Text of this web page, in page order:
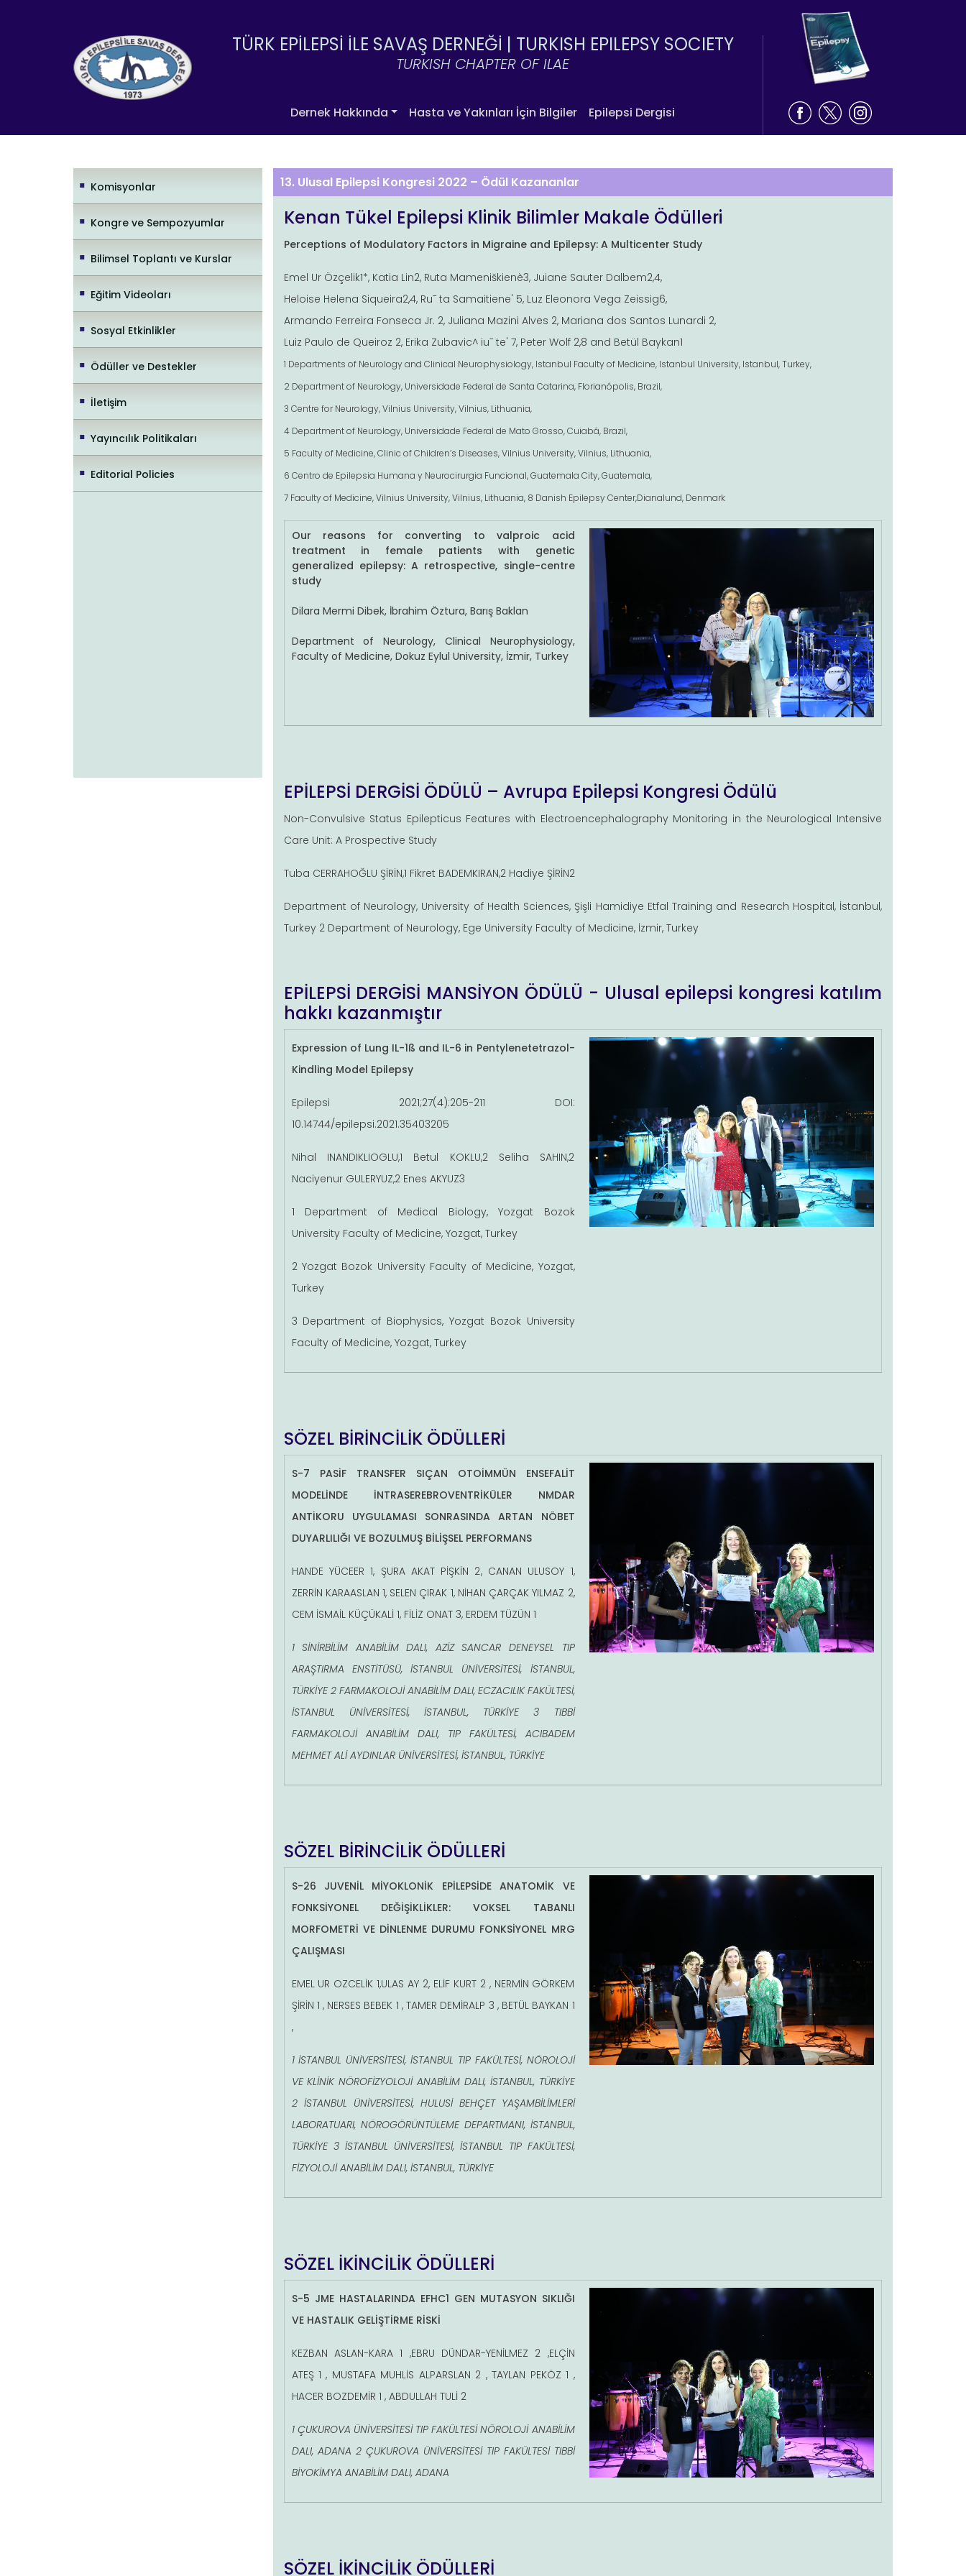
TÜRK EPİLEPSİ İLE SAVAŞ DERNEĞİ | TURKISH EPILEPSY SOCIETY
TURKISH CHAPTER OF ILAE
Dernek Hakkında Hasta ve Yakınları İçin Bilgiler Epilepsi Dergisi
Komisyonlar
Kongre ve Sempozyumlar
Bilimsel Toplantı ve Kurslar
Eğitim Videoları
Sosyal Etkinlikler
Ödüller ve Destekler
İletişim
Yayıncılık Politikaları
Editorial Policies
13. Ulusal Epilepsi Kongresi 2022 – Ödül Kazananlar
Kenan Tükel Epilepsi Klinik Bilimler Makale Ödülleri
Perceptions of Modulatory Factors in Migraine and Epilepsy: A Multicenter Study
Emel Ur Özçelik1*, Katia Lin2, Ruta Mameniškienè3, Juiane Sauter Dalbem2,4,
Heloise Helena Siqueira2,4, Ru¯ ta Samaitiene' 5, Luz Eleonora Vega Zeissig6,
Armando Ferreira Fonseca Jr. 2, Juliana Mazini Alves 2, Mariana dos Santos Lunardi 2,
Luiz Paulo de Queiroz 2, Erika Zubavic^ iu¯ te' 7, Peter Wolf 2,8 and Betül Baykan1
1 Departments of Neurology and Clinical Neurophysiology, Istanbul Faculty of Medicine, Istanbul University, Istanbul, Turkey,
2 Department of Neurology, Universidade Federal de Santa Catarina, Florianópolis, Brazil,
3 Centre for Neurology, Vilnius University, Vilnius, Lithuania,
4 Department of Neurology, Universidade Federal de Mato Grosso, Cuiabá, Brazil,
5 Faculty of Medicine, Clinic of Children’s Diseases, Vilnius University, Vilnius, Lithuania,
6 Centro de Epilepsia Humana y Neurocirurgia Funcional, Guatemala City, Guatemala,
7 Faculty of Medicine, Vilnius University, Vilnius, Lithuania, 8 Danish Epilepsy Center,Dianalund, Denmark
Our reasons for converting to valproic acid
treatment in female patients with genetic
generalized epilepsy: A retrospective, single-centre
study
Dilara Mermi Dibek, İbrahim Öztura, Barış Baklan
Department of Neurology, Clinical Neurophysiology,
Faculty of Medicine, Dokuz Eylul University, İzmir, Turkey
EPİLEPSİ DERGİSİ ÖDÜLÜ – Avrupa Epilepsi Kongresi Ödülü
Non-Convulsive Status Epilepticus Features with Electroencephalography Monitoring in the Neurological Intensive
Care Unit: A Prospective Study
Tuba CERRAHOĞLU ŞİRİN,1 Fikret BADEMKIRAN,2 Hadiye ŞİRİN2
Department of Neurology, University of Health Sciences, Şişli Hamidiye Etfal Training and Research Hospital, İstanbul,
Turkey 2 Department of Neurology, Ege University Faculty of Medicine, İzmir, Turkey
EPİLEPSİ DERGİSİ MANSİYON ÖDÜLÜ - Ulusal epilepsi kongresi katılım
hakkı kazanmıştır
Expression of Lung IL-1ß and IL-6 in Pentylenetetrazol-
Kindling Model Epilepsy
Epilepsi 2021;27(4):205-211 DOI:
10.14744/epilepsi.2021.35403205
Nihal INANDIKLIOGLU,1 Betul KOKLU,2 Seliha SAHIN,2
Naciyenur GULERYUZ,2 Enes AKYUZ3
1 Department of Medical Biology, Yozgat Bozok
University Faculty of Medicine, Yozgat, Turkey
2 Yozgat Bozok University Faculty of Medicine, Yozgat,
Turkey
3 Department of Biophysics, Yozgat Bozok University
Faculty of Medicine, Yozgat, Turkey
SÖZEL BİRİNCİLİK ÖDÜLLERİ
S-7 PASİF TRANSFER SIÇAN OTOİMMÜN ENSEFALİT
MODELİNDE İNTRASEREBROVENTRİKÜLER NMDAR
ANTİKORU UYGULAMASI SONRASINDA ARTAN NÖBET
DUYARLILIĞI VE BOZULMUŞ BİLİŞSEL PERFORMANS
HANDE YÜCEER 1, ŞURA AKAT PİŞKİN 2, CANAN ULUSOY 1,
ZERRİN KARAASLAN 1, SELEN ÇIRAK 1, NİHAN ÇARÇAK YILMAZ 2,
CEM İSMAİL KÜÇÜKALİ 1, FİLİZ ONAT 3, ERDEM TÜZÜN 1
1 SİNİRBİLİM ANABİLİM DALI, AZİZ SANCAR DENEYSEL TIP
ARAŞTIRMA ENSTİTÜSÜ, İSTANBUL ÜNİVERSİTESİ, İSTANBUL,
TÜRKİYE 2 FARMAKOLOJİ ANABİLİM DALI, ECZACILIK FAKÜLTESİ,
İSTANBUL ÜNİVERSİTESİ, İSTANBUL, TÜRKİYE 3 TIBBİ
FARMAKOLOJİ ANABİLİM DALI, TIP FAKÜLTESİ, ACIBADEM
MEHMET ALİ AYDINLAR ÜNİVERSİTESİ, İSTANBUL, TÜRKİYE
SÖZEL BİRİNCİLİK ÖDÜLLERİ
S-26 JUVENİL MİYOKLONİK EPİLEPSİDE ANATOMİK VE
FONKSİYONEL DEĞİŞİKLİKLER: VOKSEL TABANLI
MORFOMETRİ VE DİNLENME DURUMU FONKSİYONEL MRG
ÇALIŞMASI
EMEL UR OZCELİK 1,ULAS AY 2, ELİF KURT 2 , NERMİN GÖRKEM
ŞİRİN 1 , NERSES BEBEK 1 , TAMER DEMİRALP 3 , BETÜL BAYKAN 1
,
1 İSTANBUL ÜNİVERSİTESİ, İSTANBUL TIP FAKÜLTESİ, NÖROLOJİ
VE KLİNİK NÖROFİZYOLOJİ ANABİLİM DALI, İSTANBUL, TÜRKİYE
2 İSTANBUL ÜNİVERSİTESİ, HULUSİ BEHÇET YAŞAMBİLİMLERİ
LABORATUARI, NÖROGÖRÜNTÜLEME DEPARTMANI, İSTANBUL,
TÜRKİYE 3 İSTANBUL ÜNİVERSİTESİ, İSTANBUL TIP FAKÜLTESİ,
FİZYOLOJİ ANABİLİM DALI, İSTANBUL, TÜRKİYE
SÖZEL İKİNCİLİK ÖDÜLLERİ
S-5 JME HASTALARINDA EFHC1 GEN MUTASYON SIKLIĞI
VE HASTALIK GELİŞTİRME RİSKİ
KEZBAN ASLAN-KARA 1 ,EBRU DÜNDAR-YENİLMEZ 2 ,ELÇİN
ATEŞ 1 , MUSTAFA MUHLİS ALPARSLAN 2 , TAYLAN PEKÖZ 1 ,
HACER BOZDEMİR 1 , ABDULLAH TULİ 2
1 ÇUKUROVA ÜNİVERSİTESİ TIP FAKÜLTESİ NÖROLOJİ ANABİLİM
DALI, ADANA 2 ÇUKUROVA ÜNİVERSİTESİ TIP FAKÜLTESİ TIBBİ
BİYOKİMYA ANABİLİM DALI, ADANA
SÖZEL İKİNCİLİK ÖDÜLLERİ